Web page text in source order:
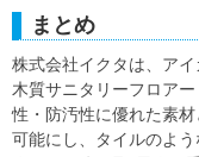
まとめ
株式会社イクタは、ア
木質サニタリーフロア
性・防汚性に優れた素
可能にし、タイルのよ